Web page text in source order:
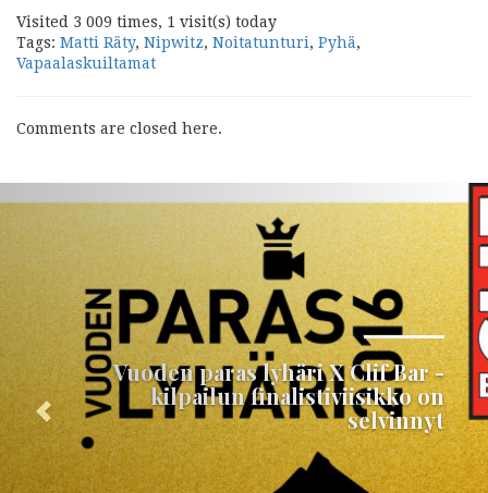
Visited 3 009 times, 1 visit(s) today
Tags: Matti Räty, Nipwitz, Noitatunturi, Pyhä,
Vapaalaskuiltamat
Comments are closed here.
Vuoden paras lyhäri X Clif Bar -
kilpailun finalistiviisikko on
selvinnyt
Seuraava